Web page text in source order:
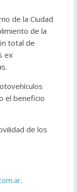
de la Ciudad
de la
total de
ex
el beneficio
de los
.